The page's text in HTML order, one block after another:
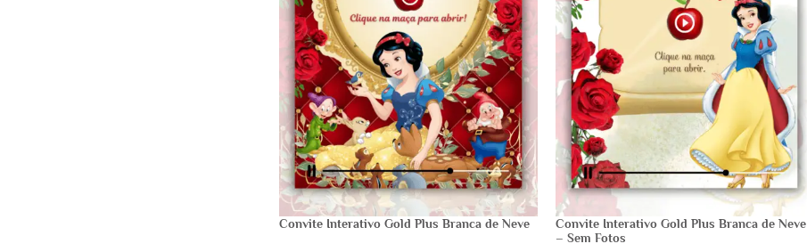
Convite Interativo Gold Plus Branca de Neve
Convite Interativo Gold Plus Branca de Neve
– Sem Fotos